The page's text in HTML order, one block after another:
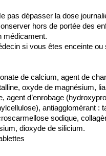
pas dépasser la dose
hors de portée des
médicament.
si vous êtes enceinte ou
de calcium, agent de
oxyde de magnésium,
agent d’enrobage
antiagglomérant :
sodique,
dioxyde de silicium.